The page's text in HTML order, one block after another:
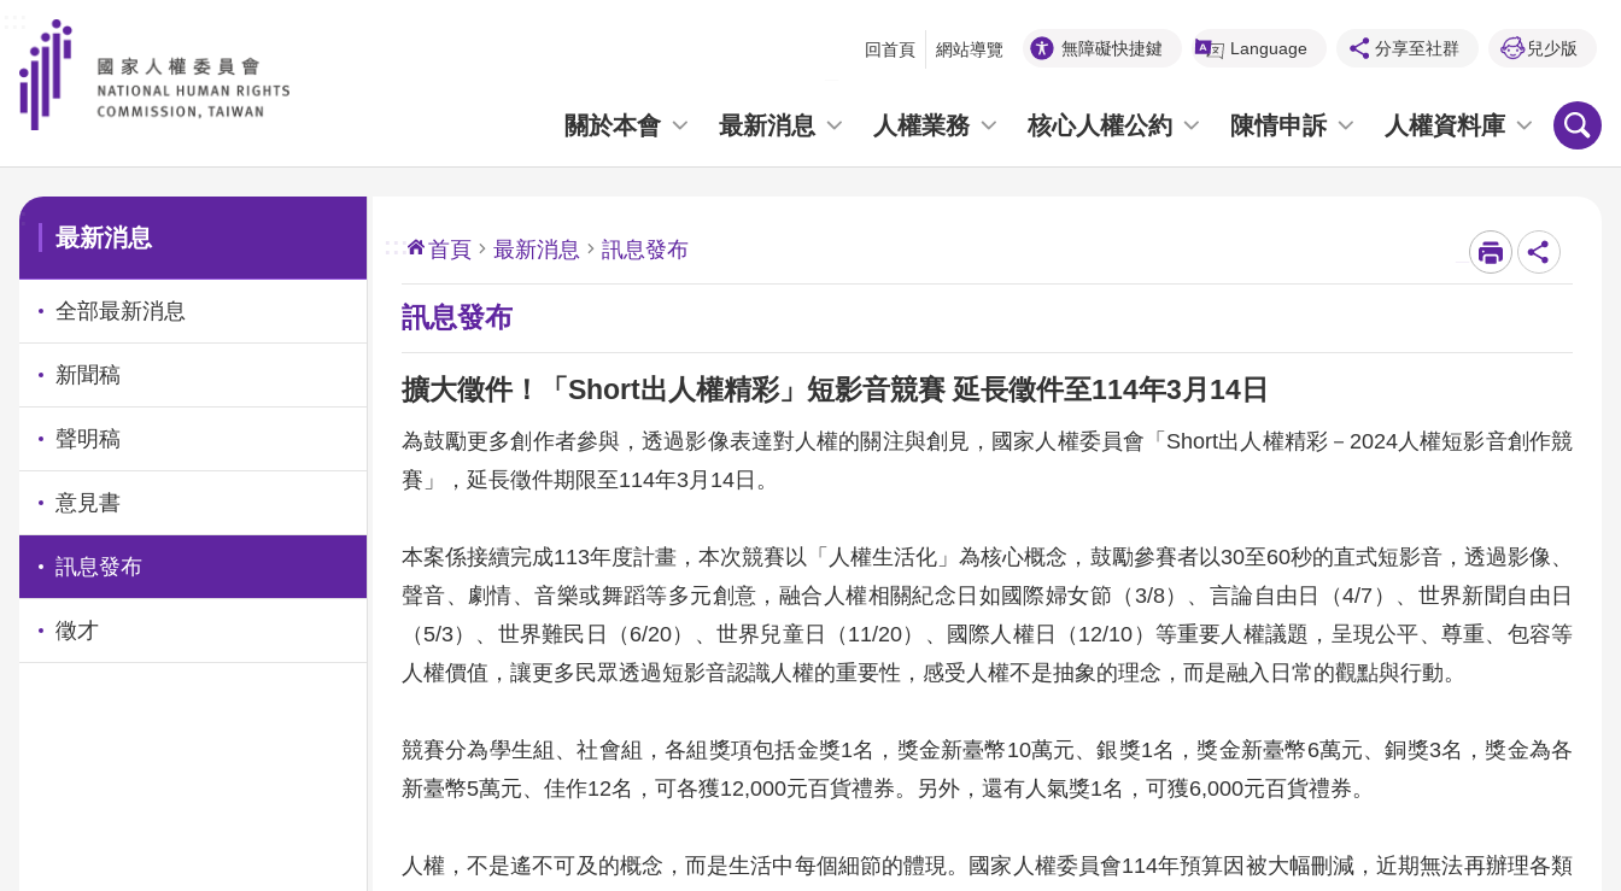
前往主要內容區塊
回首頁 網站導覽 無障礙快捷鍵 Language 分享至社群 兒少版
關於本會 最新消息 人權業務 核心人權公約 陳情申訴 人權資料庫
:::
最新消息
全部最新消息
新聞稿
聲明稿
意見書
訊息發布
徵才
::: 首頁 最新消息 訊息發布
訊息發布
擴大徵件！「Short出人權精彩」短影音競賽 延長徵件至114年3月14日
為鼓勵更多創作者參與，透過影像表達對人權的關注與創見，國家人權委員會「Short出人權精彩－2024人權短影音創作競
賽」，延長徵件期限至114年3月14日。
本案係接續完成113年度計畫，本次競賽以「人權生活化」為核心概念，鼓勵參賽者以30至60秒的直式短影音，透過影像、
聲音、劇情、音樂或舞蹈等多元創意，融合人權相關紀念日如國際婦女節（3/8）、言論自由日（4/7）、世界新聞自由日
（5/3）、世界難民日（6/20）、世界兒童日（11/20）、國際人權日（12/10）等重要人權議題，呈現公平、尊重、包容等
人權價值，讓更多民眾透過短影音認識人權的重要性，感受人權不是抽象的理念，而是融入日常的觀點與行動。
競賽分為學生組、社會組，各組獎項包括金獎1名，獎金新臺幣10萬元、銀獎1名，獎金新臺幣6萬元、銅獎3名，獎金為各
新臺幣5萬元、佳作12名，可各獲12,000元百貨禮券。另外，還有人氣獎1名，可獲6,000元百貨禮券。
人權，不是遙不可及的概念，而是生活中每個細節的體現。國家人權委員會114年預算因被大幅刪減，近期無法再辦理各類